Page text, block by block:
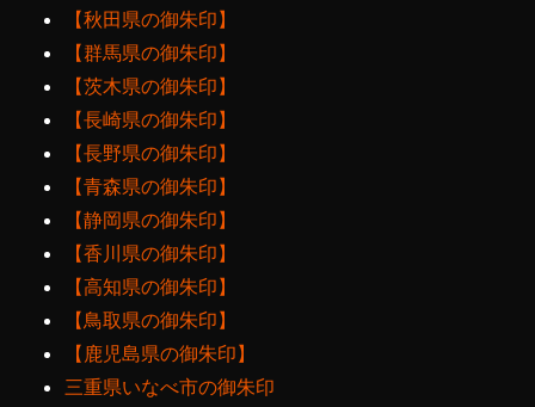
【秋田県の御朱印】
【群馬県の御朱印】
【茨木県の御朱印】
【長崎県の御朱印】
【長野県の御朱印】
【青森県の御朱印】
【静岡県の御朱印】
【香川県の御朱印】
【高知県の御朱印】
【鳥取県の御朱印】
【鹿児島県の御朱印】
三重県いなべ市の御朱印